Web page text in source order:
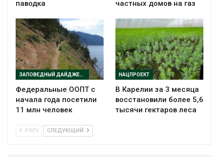
паводка
частных домов на газ
ЗАПОВЕДНЫЙ ДАЙДЖЕСТ
Федеральные ООПТ с
начала года посетили
11 млн человек
НАЦПРОЕКТ
В Карелии за 3 месяца
восстановили более 5,6
тысячи гектаров леса
PREV СЛЕДУЮЩИЙ